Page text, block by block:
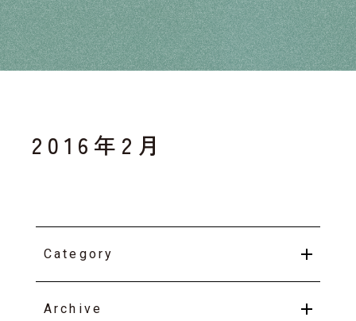
について
2016年2月
Category
Archive